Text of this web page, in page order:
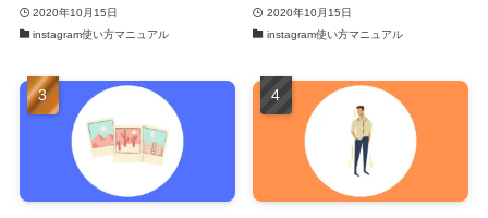
2020年10月15日
instagram使い方マニュアル
2020年10月15日
instagram使い方マニュアル